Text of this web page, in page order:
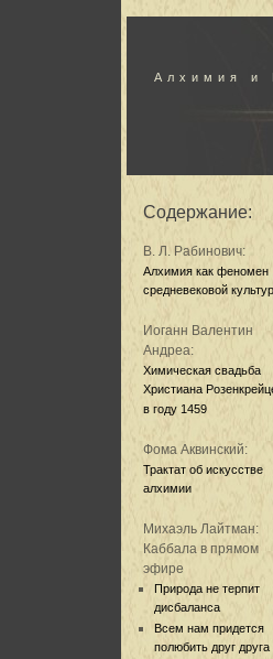
Алхимия и
Содержание:
В. Л. Рабинович:
Алхимия как феномен
средневековой
Иоганн Валентин
Андреа:
Химическая свадьба
Христиана
в году 1459
Фома Аквинский:
Трактат об искусстве
алхимии
Михаэль Лайтман:
Каббала в прямом
эфире
Природа не терпит
дисбаланса
Всем нам придется
полюбить друг друга